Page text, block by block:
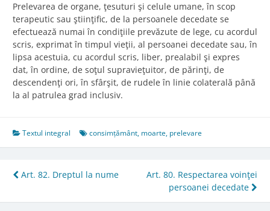
Prelevarea de organe, ţesuturi şi celule umane, în scop
terapeutic sau ştiinţific, de la persoanele decedate se
efectuează numai în condiţiile prevăzute de lege, cu acordul
scris, exprimat în timpul vieţii, al persoanei decedate sau, în
lipsa acestuia, cu acordul scris, liber, prealabil şi expres
dat, în ordine, de soţul supravieţuitor, de părinţi, de
descendenţi ori, în sfârşit, de rudele în linie colaterală până
la al patrulea grad inclusiv.
Textul integral consimțământ, moarte, prelevare
Post
navigation
Art. 82. Dreptul la nume
Art. 80. Respectarea voinţei
persoanei decedate